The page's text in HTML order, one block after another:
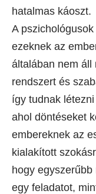
hatalmas káoszt.
A
ezeknek az
általában nem áll
rendszert és
így tudnak
ahol döntéseket
embereknek az
kialakított
hogy
egy feladatot,